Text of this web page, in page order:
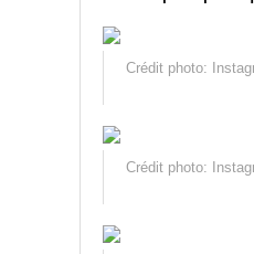
Crédit photo:
Crédit photo: